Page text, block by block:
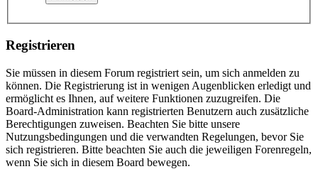
Registrieren
Sie müssen in diesem Forum registriert sein, um sich anmelden zu
können. Die Registrierung ist in wenigen Augenblicken erledigt und
ermöglicht es Ihnen, auf weitere Funktionen zuzugreifen. Die
Board-Administration kann registrierten Benutzern auch zusätzliche
Berechtigungen zuweisen. Beachten Sie bitte unsere
Nutzungsbedingungen und die verwandten Regelungen, bevor Sie
sich registrieren. Bitte beachten Sie auch die jeweiligen Forenregeln,
wenn Sie sich in diesem Board bewegen.